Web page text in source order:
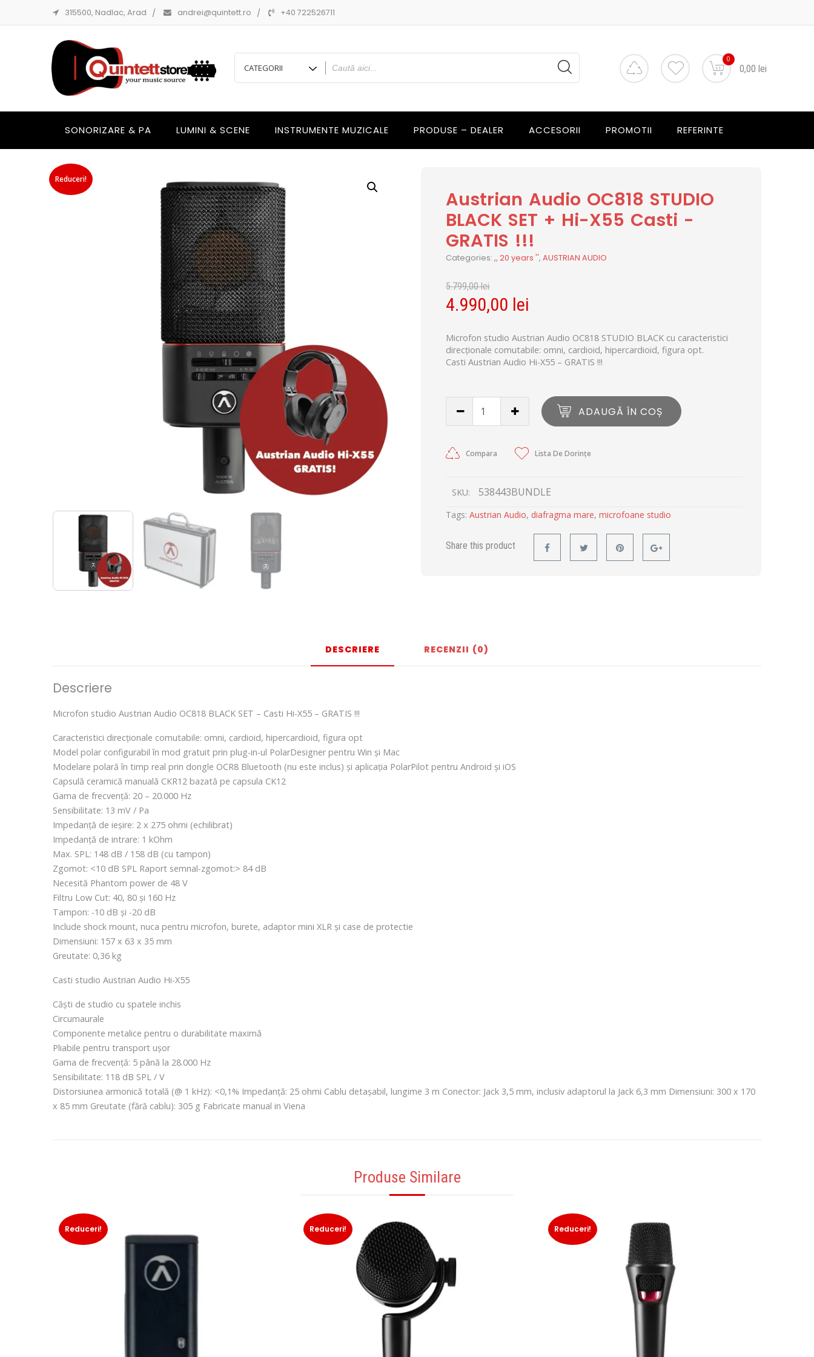
315500, Nadlac, Arad andrei@quintett.ro +40 722526711
0
0,00 lei
SONORIZARE & PA LUMINI & SCENE INSTRUMENTE MUZICALE PRODUSE – DEALER ACCESORII PROMOTII REFERINTE
Reduceri!
Austrian Audio OC818 STUDIO
BLACK SET + Hi-X55 Casti -
GRATIS !!!
Categories:,, 20 years '',AUSTRIAN AUDIO
5.799,00lei
4.990,00 lei
Microfon studio Austrian Audio OC818 STUDIO BLACK cu caracteristici
direcționale comutabile: omni, cardioid, hipercardioid, figura opt.
Casti Austrian Audio Hi-X55 – GRATIS !!!
ADAUGĂ ÎN COȘ
Compara Lista De Dorințe
SKU: 538443BUNDLE
Tags:Austrian Audio, diafragma mare,microfoane studio
Share this product
DESCRIERE RECENZII (0)
Descriere
Microfon studio Austrian Audio OC818 BLACK SET – Casti Hi-X55 – GRATIS !!!
Caracteristici direcționale comutabile: omni, cardioid, hipercardioid, figura opt
Model polar configurabil în mod gratuit prin plug-in-ul PolarDesigner pentru Win și Mac
Modelare polară în timp real prin dongle OCR8 Bluetooth (nu este inclus) și aplicația PolarPilot pentru Android și iOS
Capsulă ceramică manuală CKR12 bazată pe capsula CK12
Gama de frecvență: 20 – 20.000 Hz
Sensibilitate: 13 mV / Pa
Impedanță de ieșire: 2 x 275 ohmi (echilibrat)
Impedanță de intrare: 1 kOhm
Max. SPL: 148 dB / 158 dB (cu tampon)
Zgomot: <10 dB SPL Raport semnal-zgomot:> 84 dB
Necesită Phantom power de 48 V
Filtru Low Cut: 40, 80 și 160 Hz
Tampon: -10 dB și -20 dB
Include shock mount, nuca pentru microfon, burete, adaptor mini XLR și case de protectie
Dimensiuni: 157 x 63 x 35 mm
Greutate: 0,36 kg
Casti studio Austrian Audio Hi-X55
Căști de studio cu spatele inchis
Circumaurale
Componente metalice pentru o durabilitate maximă
Pliabile pentru transport ușor
Gama de frecvență: 5 până la 28.000 Hz
Sensibilitate: 118 dB SPL / V
Distorsiunea armonică totală (@ 1 kHz): <0,1% Impedanță: 25 ohmi Cablu detașabil, lungime 3 m Conector: Jack 3,5 mm, inclusiv adaptorul la Jack 6,3 mm Dimensiuni: 300 x 170
x 85 mm Greutate (fără cablu): 305 g Fabricate manual in Viena
Produse Similare
Reduceri! Reduceri! Reduceri!